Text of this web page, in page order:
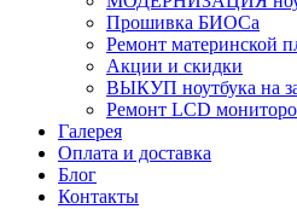
Прошивка БИОСа
Ремонт материнской
Акции и скидки
ВЫКУП ноутбука на
Ремонт LCD
Галерея
Оплата и доставка
Блог
Контакты